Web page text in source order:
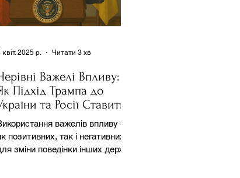
Важелі Впливу:
Підхід Трампа до
та Росії Ставить
Сумнів Американську
важелів впливу –
позитивних, так і негативних –
зміни поведінки інших держав
квіт. 2025 р. Читати 3 хв